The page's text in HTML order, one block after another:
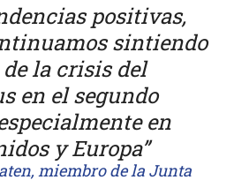
positivas,
sintiendo
la crisis del
en el segundo
en
y Europa”
miembro de la Junta